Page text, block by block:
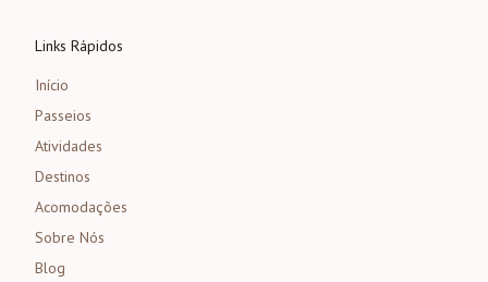
Links Rápidos
Início
Passeios
Atividades
Destinos
Acomodações
Sobre Nós
Blog